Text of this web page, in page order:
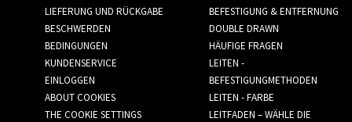
LIEFERUNG UND RÜCKGABE
BESCHWERDEN
BEDINGUNGEN
KUNDENSERVICE
EINLOGGEN
ABOUT COOKIES
THE COOKIE SETTINGS
BEFESTIGUNG & ENTFERNUNG
DOUBLE DRAWN
HÄUFIGE FRAGEN
LEITEN -
BEFESTIGUNGMETHODEN
LEITEN - FARBE
LEITFADEN – WÄHLE DIE